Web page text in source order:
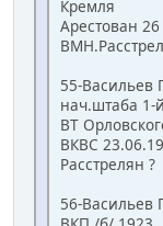
Кремля
Арестован
55-Васильев
нач.штаба 1-
ВТ
ВКВС
Расстрелян ?
56-Васильев